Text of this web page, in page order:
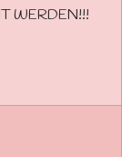
WERDEN!!!